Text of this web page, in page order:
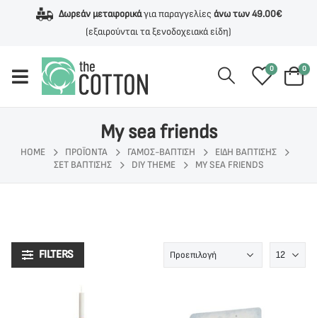
Δωρεάν μεταφορικάγια παραγγελίες άνω των 49.00€
(εξαιρούνται τα ξενοδοχειακά είδη)
0 0
My sea friends
HOME ΠΡΟΪΌΝΤΑ ΓΆΜΟΣ-ΒΆΠΤΙΣΗ
ΕΊΔΗ ΒΆΠΤΙΣΗΣ
ΣΕΤ ΒΆΠΤΙΣΗΣ
DIY THEME MY SEA FRIENDS
FILTERS